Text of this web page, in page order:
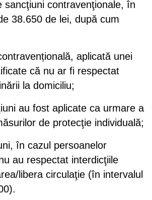
sancţiuni contravenţionale, în
38.650 de lei, după cum
aplicată unei
că nu ar fi respectat
la domiciliu;
au fost aplicate ca urmare a
de protecţie individuală;
în cazul persoanelor
au respectat interdicţiile
libera circulaţie (în intervalul